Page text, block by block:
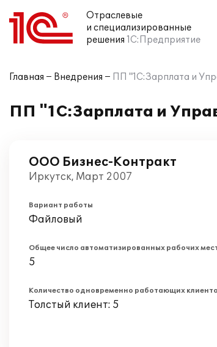
Отраслевые
и специализированные
решения 1С:Предприятие
Главная Внедрения ПП "1С:Зарплата и
ПП "1С:Зарплата и
ООО Бизнес-Контракт
Иркутск, Март 2007
Вариант работы
Файловый
Общее число автоматизированных рабочих
5
Количество одновременно работающих
Толстый клиент: 5